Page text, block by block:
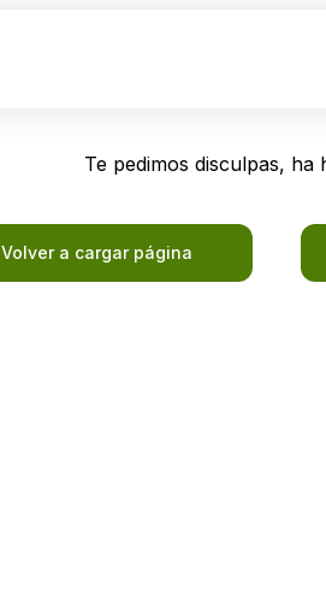
Te pedimos disculpas, ha
Volver a cargar página